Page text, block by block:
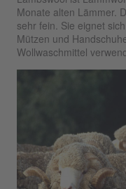
Monate alten Lämmer.
sehr fein. Sie eignet
Mützen und
Wollwaschmittel